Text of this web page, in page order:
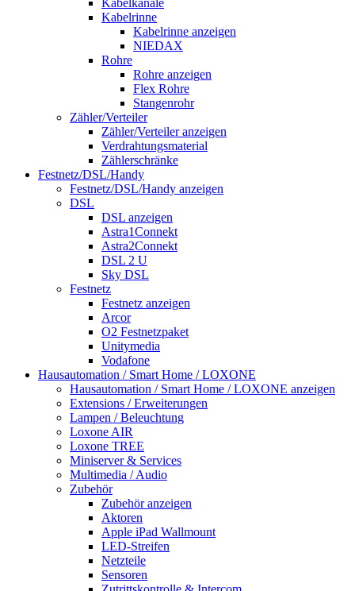
Kabelrinne
Kabelrinne anzeigen
NIEDAX
Rohre
Rohre anzeigen
Flex Rohre
Stangenrohr
Zähler/Verteiler
Zähler/Verteiler anzeigen
Verdrahtungsmaterial
Zählerschränke
Festnetz/DSL/Handy
Festnetz/DSL/Handy anzeigen
DSL
DSL anzeigen
Astra1Connekt
Astra2Connekt
DSL 2 U
Sky DSL
Festnetz
Festnetz anzeigen
Arcor
O2 Festnetzpaket
Unitymedia
Vodafone
Hausautomation / Smart Home / LOXONE
Hausautomation / Smart Home / LOXONE anzeigen
Extensions / Erweiterungen
Lampen / Beleuchtung
Loxone AIR
Loxone TREE
Miniserver & Services
Multimedia / Audio
Zubehör
Zubehör anzeigen
Aktoren
Apple iPad Wallmount
LED-Streifen
Netzteile
Sensoren